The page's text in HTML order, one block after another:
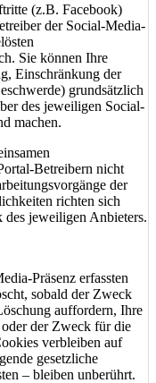
(z.B. Facebook)
der Social-Media-
Sie können Ihre
Einschränkung der
grundsätzlich
des jeweiligen Social-
machen.
Betreibern nicht
der
richten sich
jeweiligen Anbieters.
Präsenz erfassten
sobald der Zweck
auffordern, Ihre
der Zweck für die
verbleiben auf
gesetzliche
– bleiben unberührt.